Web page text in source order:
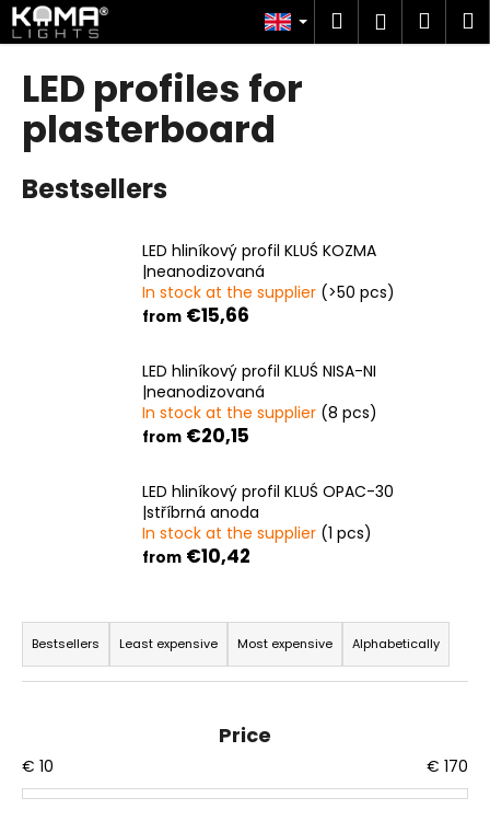
Skip
to
content
Search
Login
LED profiles for
plasterboard
Bestsellers
LED hliníkový profil KLUŚ KOZMA
|neanodizovaná
In stock at the supplier (>50 pcs)
from €15,66
LED hliníkový profil KLUŚ NISA-NI
|neanodizovaná
In stock at the supplier (8 pcs)
from €20,15
LED hliníkový profil KLUŚ OPAC-30
|stříbrná anoda
In stock at the supplier (1 pcs)
from €10,42
P
o
c
t
Bestsellers Least expensive Most expensive Alphabetically
Price
€ 10 € 170
C
a
W
h
a
t
o
r
?
SEARCH